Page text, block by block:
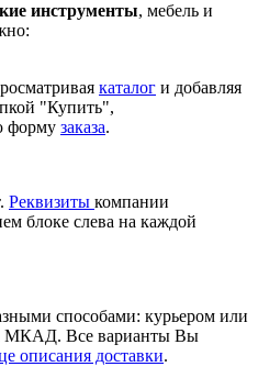
инструменты, мебель и
каталог и добавляя
"Купить",
форму заказа.
Реквизиты компании
блоке слева на каждой
способами: курьером или
МКАД. Все варианты Вы
описания доставки.